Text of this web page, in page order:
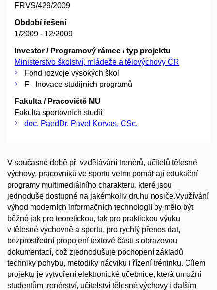
FRVS/429/2009
Období řešení
1/2009 - 12/2009
Investor / Programový rámec / typ projektu
Ministerstvo školství, mládeže a tělovýchovy ČR
Fond rozvoje vysokých škol
F - Inovace studijních programů
Fakulta / Pracoviště MU
Fakulta sportovních studií
doc. PaedDr. Pavel Korvas, CSc.
V současné době při vzdělávání trenérů, učitelů tělesné
výchovy, pracovníků ve sportu velmi pomáhají edukační
programy multimediálního charakteru, které jsou
jednoduše dostupné na jakémkoliv druhu nosiče.Využívání
výhod moderních informačních technologií by mělo být
běžné jak pro teoretickou, tak pro praktickou výuku
v tělesné výchovně a sportu, pro rychlý přenos dat,
bezprostřední propojení textové části s obrazovou
dokumentací, což zjednodušuje pochopení základů
techniky pohybu, metodiky nácviku i řízení tréninku. Cílem
projektu je vytvoření elektronické učebnice, která umožní
studentům trenérství, učitelství tělesné výchovy i dalším